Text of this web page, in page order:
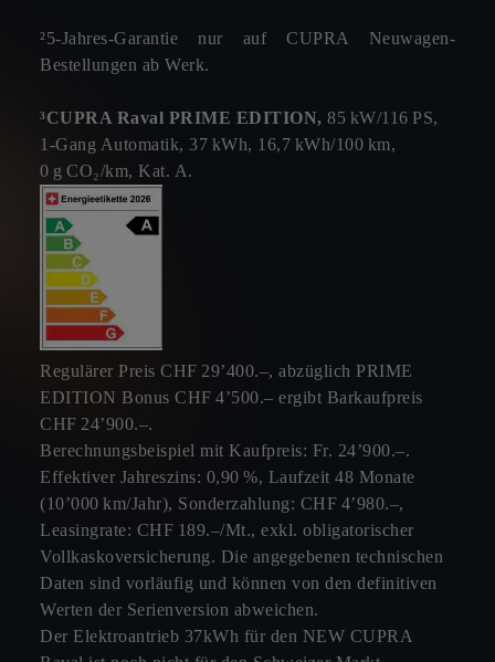
²5-Jahres-Garantie nur auf CUPRA Neuwagen-
Bestellungen ab Werk.
³CUPRA Raval PRIME EDITION, 85 kW/116 PS,
1‑Gang Automatik, 37 kWh, 16,7 kWh/100 km,
0 g CO₂/km, Kat. A.
Regulärer Preis CHF 29’400.–, abzüglich PRIME
EDITION Bonus CHF 4’500.– ergibt Barkaufpreis
CHF 24’900.–.
Berechnungsbeispiel mit Kaufpreis: Fr. 24’900.–.
Effektiver Jahreszins: 0,90 %, Laufzeit 48 Monate
(10’000 km/Jahr), Sonderzahlung: CHF 4’980.–,
Leasingrate: CHF 189.–/Mt., exkl. obligatorischer
Vollkaskoversicherung. Die angegebenen technischen
Daten sind vorläufig und können von den definitiven
Werten der Serienversion abweichen.
Der Elektroantrieb 37kWh für den NEW CUPRA